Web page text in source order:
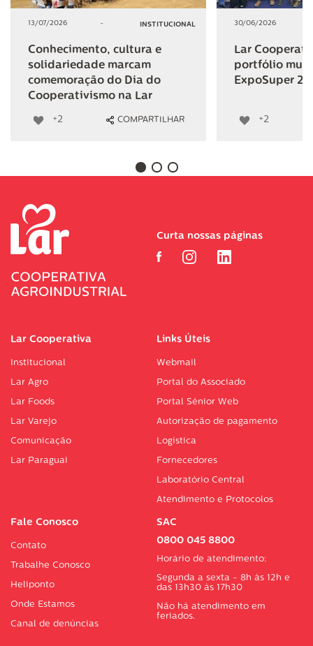
13/07/2026 - INSTITUCIONAL
Conhecimento, cultura e
solidariedade marcam
comemoração do Dia do
Cooperativismo na Lar
+2 COMPARTILHAR
30/06/2026
Lar
portfólio
ExpoSuper
+2
Lar Cooperativa
Institucional
Lar Agro
Lar Foods
Lar Varejo
Comunicação
Lar Paraguai
Links Úteis
Webmail
Portal do Associado
Portal Sénior Web
Autorização de pagamento
Logística
Fornecedores
Laboratório Central
Atendimento e Protocolos
Fale Conosco
Contato
Trabalhe Conosco
Heliponto
Onde Estamos
Canal de denúncias
SAC
0800 045 8800
Horário de atendimento:
Segunda a sexta - 8h às 12h e
das 13h30 às 17h30
Não há atendimento em
feriados.
Curta nossas páginas